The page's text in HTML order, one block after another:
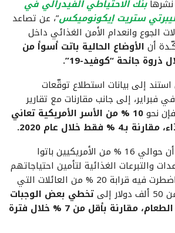
بنك الاحتياطي الفيدرالي في
ستريت إيكونوميكس”، عن تصاعد
الجوع وانعدام الأمن الغذائي داخل
أن الأوضاع الحالية باتت أسوأ من
جائحة “كوفيد-19”.
إلى بيانات استطلاع توقّعات
فبراير، إلى جانب مقارنات مع تقارير
10 % من الأسر الأمريكية تعاني
فقط خلال عام 2020.
كما أظهرت الدراسة أن حوالي 16 % من الأمريكيين باتوا
والتبرعات الغذائية لتأمين احتياجاتهم
الأَسَاسية، في وقت اضطرت فيه قرابة 20 % من العائلات التي
تخطي بعض الوجبات
أَو تقليل استهلاك الطعام، مقارنة بأقل من 7 % خلال فترة